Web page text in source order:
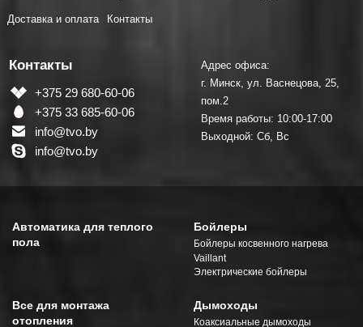
Доставка и оплата Контакты
Контакты
+375 29 680-60-06
+375 33 685-60-06
info@tvo.by
info@tvo.by
Адрес офиса:
г. Минск, ул. Васнецова, 25,
пом.2
Время работы: 10:00-17:00
Выходной: Сб, Вс
Автоматика для теплого
пола
Бойлеры
Бойлеры косвенного нагрева
Vaillant
Электрические бойлеры
Все для монтажа
отопления
Дымоходы
Коаксиальные дымоходы